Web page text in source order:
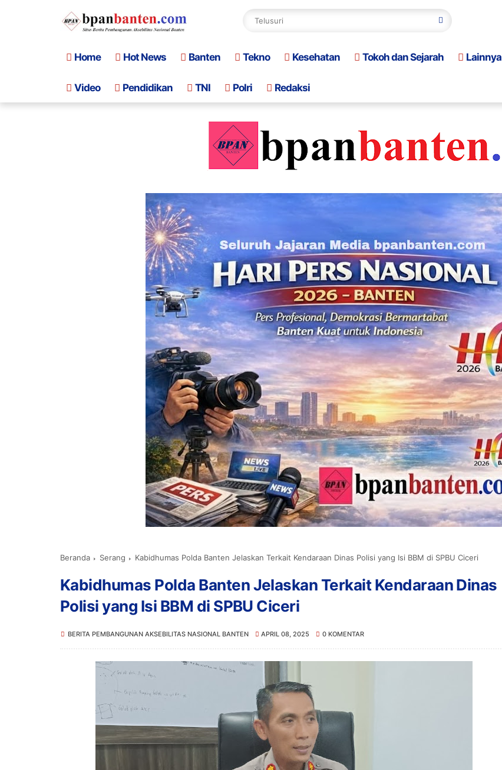
Home Hot News Banten Tekno Kesehatan Tokoh dan Sejarah Lainnya
Video Pendidikan TNI Polri Redaksi
Beranda Serang Kabidhumas Polda Banten Jelaskan Terkait Kendaraan Dinas Polisi yang Isi BBM di SPBU Ciceri
Kabidhumas Polda Banten Jelaskan Terkait Kendaraan Dinas
Polisi yang Isi BBM di SPBU Ciceri
BERITA PEMBANGUNAN AKSEBILITAS NASIONAL BANTEN APRIL 08, 2025 0 KOMENTAR